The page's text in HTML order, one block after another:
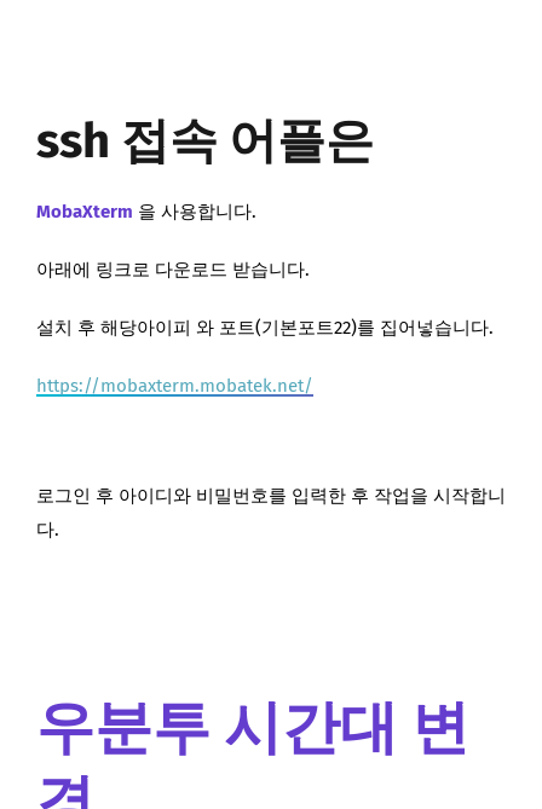
ssh 접속 어플은
MobaXterm 을 사용합니다.
아래에 링크로 다운로드 받습니다.
설치 후 해당아이피 와 포트(기본포트22)를 집어넣습니다.
https://mobaxterm.mobatek.net/
로그인 후 아이디와 비밀번호를 입력한 후 작업을 시작합니
다.
우분투 시간대 변